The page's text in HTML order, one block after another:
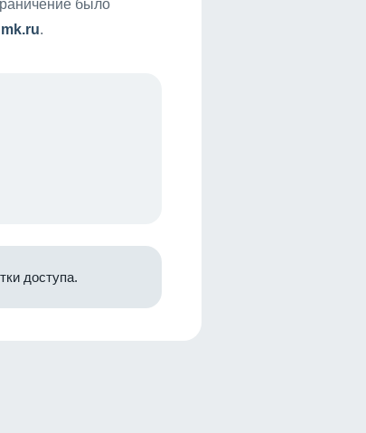
было
.
доступа.